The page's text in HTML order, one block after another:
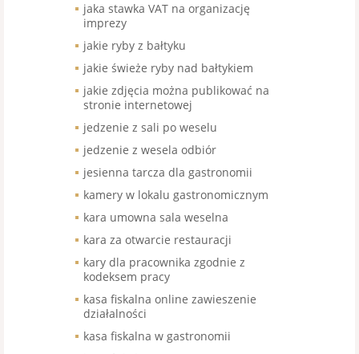
jaka stawka VAT na organizację
imprezy
jakie ryby z bałtyku
jakie świeże ryby nad bałtykiem
jakie zdjęcia można publikować na
stronie internetowej
jedzenie z sali po weselu
jedzenie z wesela odbiór
jesienna tarcza dla gastronomii
kamery w lokalu gastronomicznym
kara umowna sala weselna
kara za otwarcie restauracji
kary dla pracownika zgodnie z
kodeksem pracy
kasa fiskalna online zawieszenie
działalności
kasa fiskalna w gastronomii